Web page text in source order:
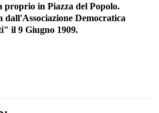
proprio in Piazza del Popolo.
dall'Associazione Democratica
il 9 Giugno 1909.